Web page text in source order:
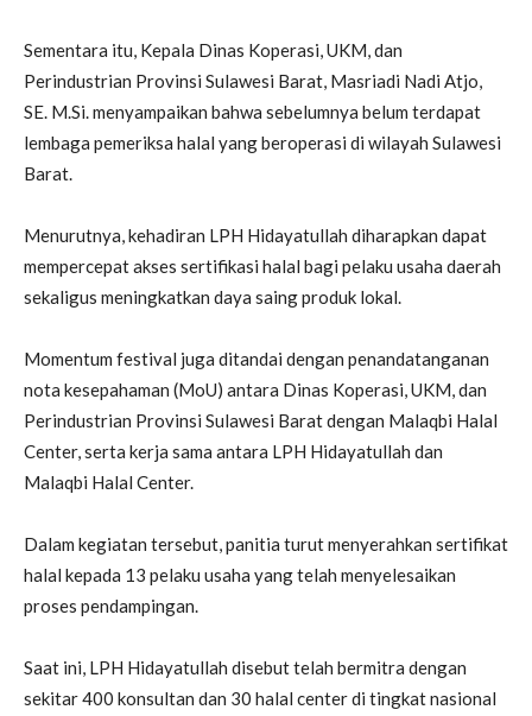
Sementara itu, Kepala Dinas Koperasi, UKM, dan
Perindustrian Provinsi Sulawesi Barat, Masriadi Nadi Atjo,
SE. M.Si. menyampaikan bahwa sebelumnya belum terdapat
lembaga pemeriksa halal yang beroperasi di wilayah Sulawesi
Barat.
Menurutnya, kehadiran LPH Hidayatullah diharapkan dapat
mempercepat akses sertifikasi halal bagi pelaku usaha daerah
sekaligus meningkatkan daya saing produk lokal.
Momentum festival juga ditandai dengan penandatanganan
nota kesepahaman (MoU) antara Dinas Koperasi, UKM, dan
Perindustrian Provinsi Sulawesi Barat dengan Malaqbi Halal
Center, serta kerja sama antara LPH Hidayatullah dan
Malaqbi Halal Center.
Dalam kegiatan tersebut, panitia turut menyerahkan sertifikat
halal kepada 13 pelaku usaha yang telah menyelesaikan
proses pendampingan.
Saat ini, LPH Hidayatullah disebut telah bermitra dengan
sekitar 400 konsultan dan 30 halal center di tingkat nasional